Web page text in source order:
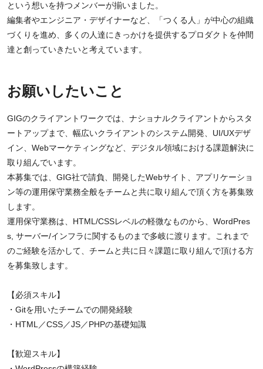
という想いを持つメンバーが揃いました。
編集者やエンジニア・デザイナーなど、「つくる人」が中心の組織
づくりを進め、多くの人達にきっかけを提供するプロダクトを仲間
達と創っていきたいと考えています。
お願いしたいこと
GIGのクライアントワークでは、ナショナルクライアントからスタ
ートアップまで、幅広いクライアントのシステム開発、UI/UXデザ
イン、Webマーケティングなど、デジタル領域における課題解決に
取り組んでいます。
本募集では、GIG社で請負、開発したWebサイト、アプリケーショ
ン等の運用保守業務全般をチームと共に取り組んで頂く方を募集致
します。
運用保守業務は、HTML/CSSレベルの軽微なものから、WordPres
s, サーバー/インフラに関するものまで多岐に渡ります。これまで
のご経験を活かして、チームと共に日々課題に取り組んで頂ける方
を募集致します。
【必須スキル】
・Gitを用いたチームでの開発経験
・HTML／CSS／JS／PHPの基礎知識
【歓迎スキル】